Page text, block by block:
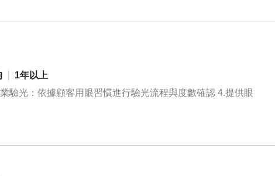
1年以上
驗光：依據顧客用眼習慣進行驗光流程與度數確認 4.提供眼